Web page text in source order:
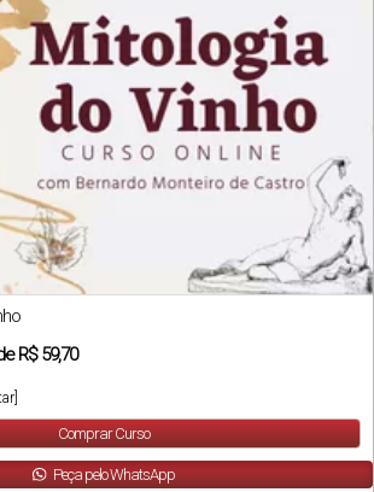
R$ 59,70
Comprar Curso
Peça pelo WhatsApp